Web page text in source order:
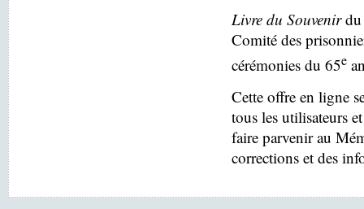
Livre du Souvenirdu
Comité des
cérémonies du 65e
Cette offre en ligne
tous les utilisateurs
faire parvenir au
corrections et des